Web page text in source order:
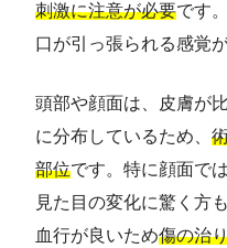
刺激に注意が必要です
口が引っ張られる感覚
頭部や顔面は、皮膚が
に分布しているため、
部位です。特に顔面で
見た目の変化に驚く方
血行が良いため傷の治